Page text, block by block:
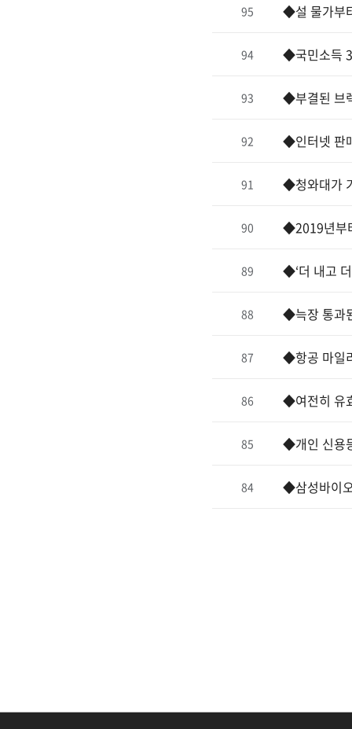
95 ◆설 물가부
94 ◆국민소득
93 ◆부결된 브
92 ◆인터넷 판
91 ◆청와대가
90 ◆2019년부
89 ◆‘더 내고
88 ◆늑장 통과
87 ◆항공 마일
86 ◆여전히 유
85 ◆개인 신용
84 ◆삼성바이